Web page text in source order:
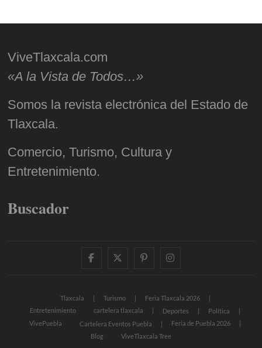
ViveTlaxcala.com
«A la Vista de Todos…»
Somos la revista electrónica del Estado de
Tlaxcala.
Comercio, Turismo, Cultura y
Entretenimiento.
Buscador
facebooktwitter
pinterestinstagram
Tlaxcala Turismo
Feria Tlaxcala 2026
Entretenimiento
cartelera tlaxcala Deportes
Política
VivePuebla
Cartelera Eventos Puebla
Feria de Puebla 2026
Blog
ViveTlaxcala Tree